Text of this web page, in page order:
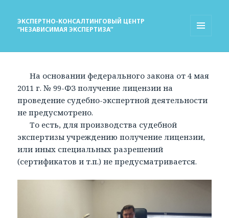
ЭКСПЕРТНО-КОНСАЛТИНГОВЫЙ ЦЕНТР
“НЕЗАВИСИМАЯ ЭКСПЕРТИЗА”
На основании федерального закона от 4 мая
2011 г. № 99-ФЗ получение лицензии на
проведение судебно-экспертной деятельности
не предусмотрено.
То есть, для производства судебной
экспертизы учреждению получение лицензии,
или иных специальных разрешений
(сертификатов и т.п.) не предусматривается.